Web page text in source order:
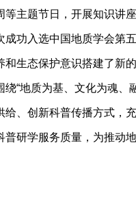
等主题节日，开展知识讲
成功入选中国地质学会第
和生态保护意识搭建了新
绕“地质为基、文化为魂
给、创新科普传播方式，
普研学服务质量，为推动